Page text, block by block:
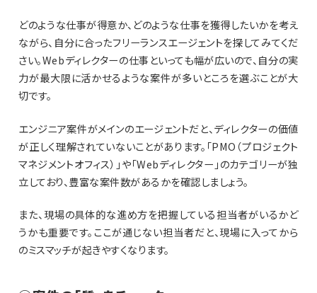
どのような仕事が得意か、どのような仕事を獲得したいかを考え
ながら、自分に合ったフリーランスエージェントを探してみてくだ
さい。Webディレクターの仕事といっても幅が広いので、自分の実
力が最大限に活かせるような案件が多いところを選ぶことが大
切です。
エンジニア案件がメインのエージェントだと、ディレクターの価値
が正しく理解されていないことがあります。「PMO（プロジェクト
マネジメントオフィス）」や「Webディレクター」のカテゴリーが独
立しており、豊富な案件数があるかを確認しましょう。
また、現場の具体的な進め方を把握している担当者がいるかど
うかも重要です。ここが通じない担当者だと、現場に入ってから
のミスマッチが起きやすくなります。